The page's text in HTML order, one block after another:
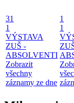
31
1
VÝSTAVA
ZUŠ -
ABSOLVENTI
Zobrazit
všechny
záznamy ze dne
1
1